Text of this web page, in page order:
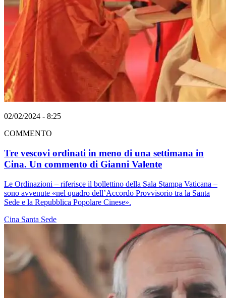
02/02/2024 - 8:25
COMMENTO
Tre vescovi ordinati in meno di una settimana in
Cina. Un commento di Gianni Valente
Le Ordinazioni – riferisce il bollettino della Sala Stampa Vaticana –
sono avvenute «nel quadro dell’Accordo Provvisorio tra la Santa
Sede e la Repubblica Popolare Cinese».
Cina Santa Sede